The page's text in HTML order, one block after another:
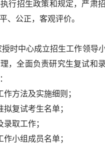
行招生政策和规定，严肃
、公正，客观评价。
时中心成立招生工作领导
，全面负责研究生复试和
方法及实施细则；
复试考生名单；
取工作；
小组成员名单；